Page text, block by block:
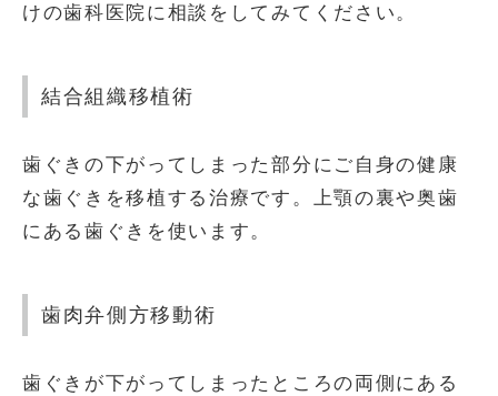
けの歯科医院に相談をしてみてください。
結合組織移植術
歯ぐきの下がってしまった部分にご自身の健康
な歯ぐきを移植する治療です。上顎の裏や奥歯
にある歯ぐきを使います。
歯肉弁側方移動術
歯ぐきが下がってしまったところの両側にある